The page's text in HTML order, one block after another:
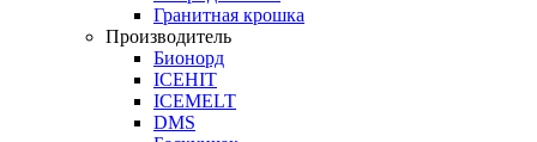
Гранитная крошка
Производитель
Бионорд
ICEHIT
ICEMELT
DMS